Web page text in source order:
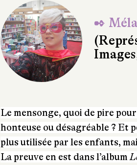
✒
Le mensonge, quoi de pire
honteuse ou désagréable ? Et
plus utilisée par les enfants,
La preuve en est dans l’album